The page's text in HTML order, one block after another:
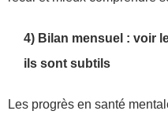
4) Bilan mensuel : voir
ils sont subtils
Les progrès en santé